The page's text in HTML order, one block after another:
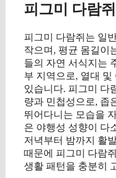
피그미 다람
피그미 다람쥐는 일
작으며, 평균 몸길이
들의 자연 서식지는
부 지역으로, 열대
있습니다. 피그미 다
량과 민첩성으로, 좁
뛰어다니는 모습을
은 야행성 성향이 다
저녁부터 밤까지 활
때문에 피그미 다람
생활 패턴을 충분히